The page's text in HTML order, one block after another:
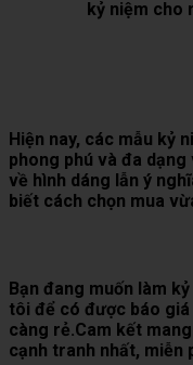
kỷ niệm cho
Hiện nay, các mẫu kỷ
phong phú và đa
về hình dáng lẫn ý
biết cách chọn mua
Bạn đang muốn làm
tôi để có được báo
càng rẻ.Cam kết
cạnh tranh nhất, miễn